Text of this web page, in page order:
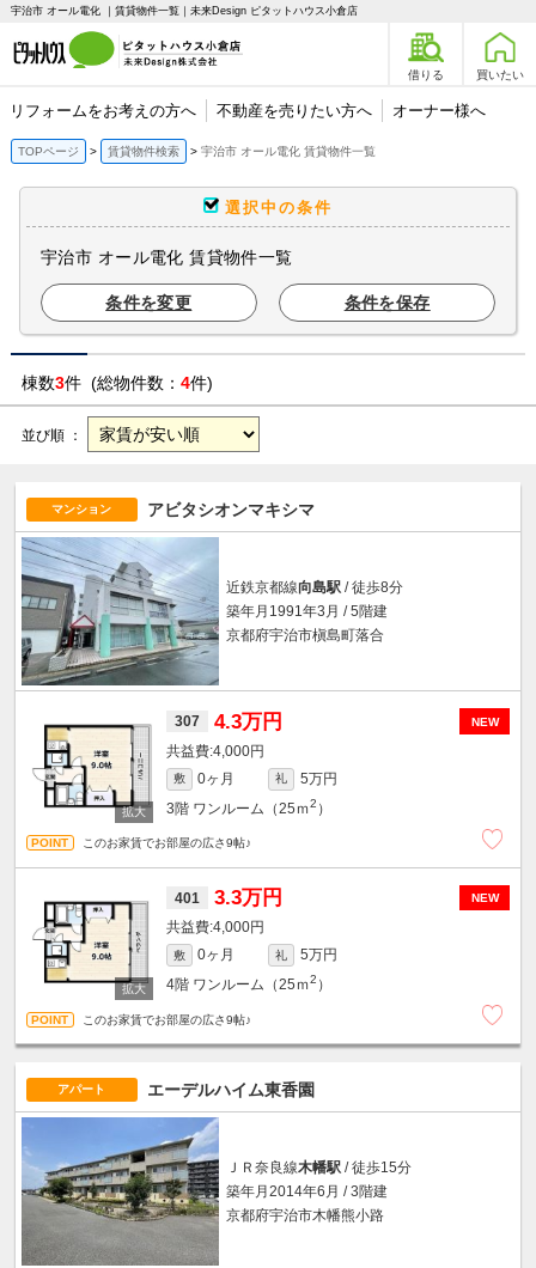
宇治市 オール電化 ｜賃貸物件一覧｜未来Design ピタットハウス小倉店
借りる 買いたい
リフォームをお考えの方へ 不動産を売りたい方へ オーナー様へ
TOPページ 賃貸物件検索 宇治市 オール電化 賃貸物件一覧
選択中の条件
宇治市 オール電化 賃貸物件一覧
条件を変更 条件を保存
棟数3件 (総物件数： 4件)
並び順 ：
マンション アビタシオンマキシマ
近鉄京都線向島駅/ 徒歩8分
築年月1991年3月 / 5階建
京都府宇治市槇島町落合
NEW
307 4.3万円
4,000円
敷 0ヶ月 礼
5万円
3階 ワンルーム（25ｍ2 ）
このお家賃でお部屋の広さ9帖♪
NEW
401 3.3万円
4,000円
敷 0ヶ月 礼
5万円
4階 ワンルーム（25ｍ2 ）
このお家賃でお部屋の広さ9帖♪
アパート エーデルハイム東香園
ＪＲ奈良線木幡駅/ 徒歩15分
築年月2014年6月 / 3階建
京都府宇治市木幡熊小路